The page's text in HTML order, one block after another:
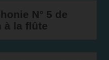
N° 5 de
à la flûte